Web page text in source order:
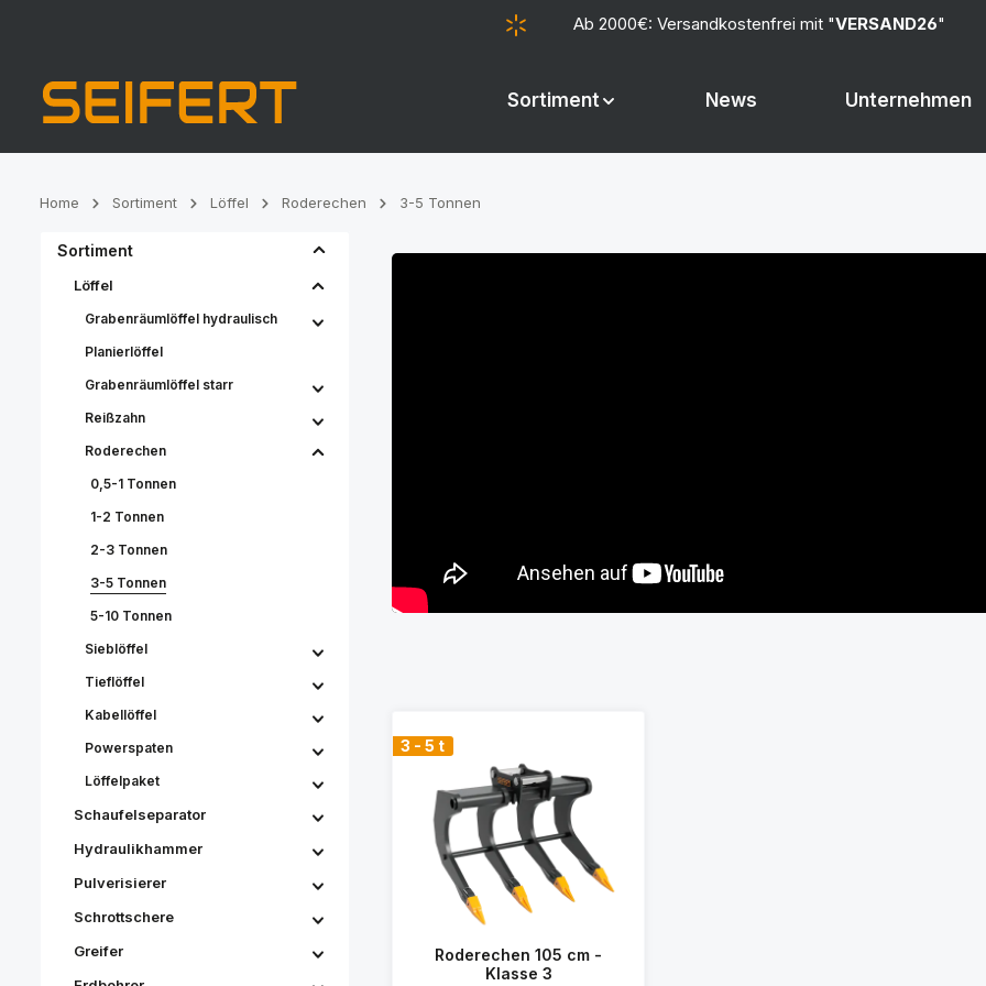
Ab 2000€: Versandkostenfrei mit "VERSAND26"
Sortiment News Unternehmen
Home Sortiment Löffel Roderechen 3-5 Tonnen
Sortiment
Löffel
Grabenräumlöffel hydraulisch
Planierlöffel
Grabenräumlöffel starr
Reißzahn
Roderechen
0,5-1 Tonnen
1-2 Tonnen
2-3 Tonnen
3-5 Tonnen
5-10 Tonnen
Sieblöffel
Tieflöffel
Kabellöffel
Powerspaten
Löffelpaket
Schaufelseparator
Hydraulikhammer
Pulverisierer
Schrottschere
Greifer
3 - 5 t
Roderechen 105 cm -
Klasse 3